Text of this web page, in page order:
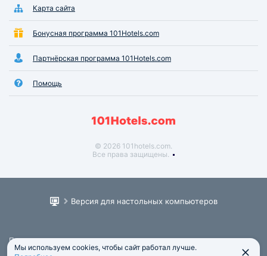
Карта сайта
Бонусная программа 101Hotels.com
Партнёрская программа 101Hotels.com
Помощь
© 2026 101hotels.com.
Все права защищены.
Версия для настольных компьютеров
Пользовательское соглашение
Юридическая информация
Мы используем cookies, чтобы сайт работал лучше.